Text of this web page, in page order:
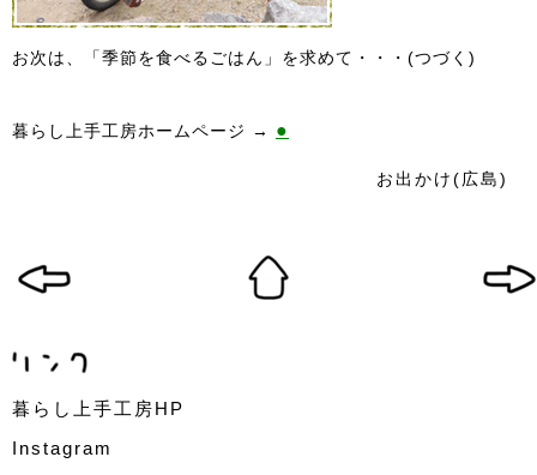
お次は、「季節を食べるごはん」を求めて・・・(つづく)
暮らし上手工房ホームページ → ●
お出かけ(広島)
暮らし上手工房HP
Instagram